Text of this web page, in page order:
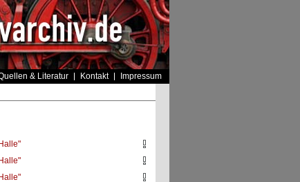
& Literatur Kontakt Impressum